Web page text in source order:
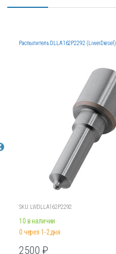
Распылитель DLLA162P2292 (LiweiDiesel)
SKU: LWDLLA162P2292
10 в наличии
0 через 1-2 дня
2500₽